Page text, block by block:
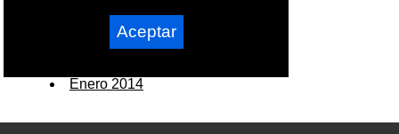
Abril 2014
Enero 2014
Aceptar